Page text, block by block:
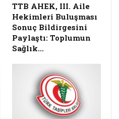
TTB AHEK, III. Aile
Hekimleri Buluşması
Sonuç Bildirgesini
Paylaştı: Toplumun
Sağlık…